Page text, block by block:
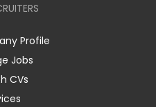
Profile
Jobs
CVs